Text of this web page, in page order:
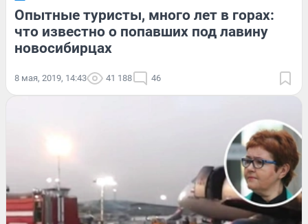
Опытные туристы, много лет в горах:
что известно о попавших под лавину
новосибирцах
8 мая, 2019, 14:43 41 188 46